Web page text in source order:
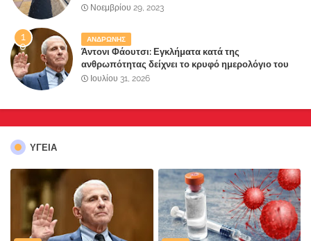
Παραλιακής Ζώνης" στο Δήμο Μάνδρας-Ειδυλλίας!
Νοεμβρίου 29, 2023
ΑΝΔΡΩΝΗΣ
Άντονι Φάουτσι: Εγκλήματα κατά της
ανθρωπότητας δείχνει το κρυφό ημερολόγιο του
«αγίου» της πανδημίας!
Ιουλίου 31, 2026
ΥΓΕΙΑ